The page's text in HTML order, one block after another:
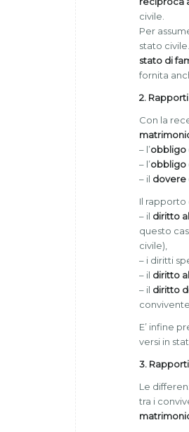
civile.
Per
stato
stato di
fornita
2.
Con la
– l’obbligo
– l’obbligo
– il dovere
Il rapporto
– il diritto
questo
civile),
– i diritti
– il diritto
– il diritto
E’ infine
versi in
3.
Le
tra i